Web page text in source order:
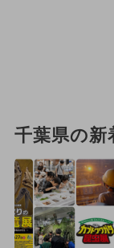
千葉県の新